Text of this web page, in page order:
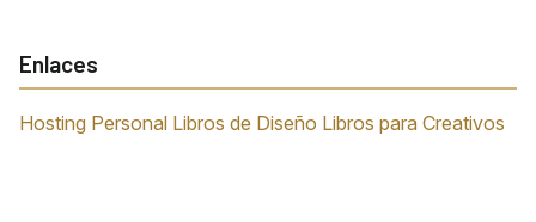
Enlaces
Hosting Personal Libros de Diseño Libros para Creativos